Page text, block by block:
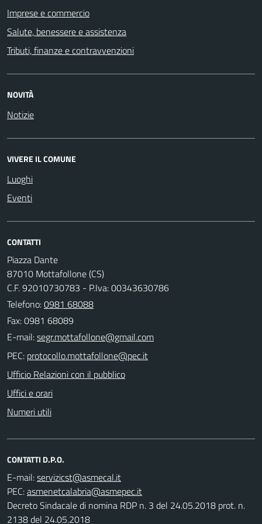
Imprese e commercio
Salute, benessere e assistenza
Tributi, finanze e contravvenzioni
NOVITÀ
Notizie
VIVERE IL COMUNE
Luoghi
Eventi
CONTATTI
Piazza Dante
87010 Mottafollone (CS)
C.F. 92010730783 - P.Iva: 00343630786
Telefono:0981 68088
Fax: 0981 68089
E-mail:
PEC:
Ufficio Relazioni con il pubblico
Uffici e orari
Numeri utili
CONTATTI D.P.O.
E-mail:
PEC:
Decreto Sindacale di nomina RDP n. 3 del 24.05.2018 prot. n.
2138 del 24.05.2018